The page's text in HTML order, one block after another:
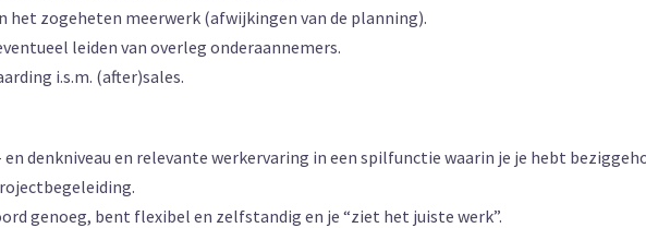
het zogeheten meerwerk (afwijkingen van de planning).
leiden van overleg onderaannemers.
i.s.m. (after)sales.
en denkniveau en relevante werkervaring in een spilfunctie waarin je je hebt
genoeg, bent flexibel en zelfstandig en je “ziet het juiste werk”.